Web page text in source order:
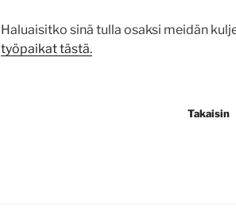
Haluaisitko sinä tulla osaksi meidän
työpaikat tästä.
Takaisin